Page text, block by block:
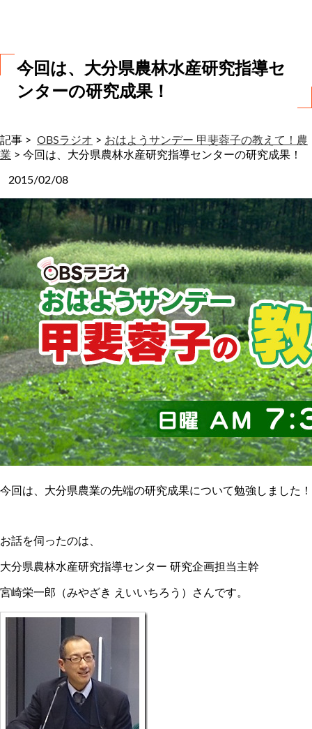
今回は、大分県農林水産研究指導セ
ンターの研究成果！
記事 > OBSラジオ > おはようサンデー 甲斐蓉子の教えて！農
業 > 今回は、大分県農林水産研究指導センターの研究成果！
2015/02/08
今回は、大分県農業の先端の研究成果について勉強しました！
お話を伺ったのは、
大分県農林水産研究指導センター 研究企画担当主幹
宮崎栄一郎（みやざき えいいちろう）さんです。